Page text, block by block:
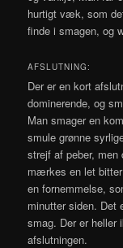
hurtigt væk, som
finde i smagen, og
AFSLUTNING:
Der er en kort
dominerende, og
Man smager en
smule grønne
strejf af peber, men
mærkes en let
en fornemmelse,
minutter siden. Det
smag. Der er heller
afslutningen.